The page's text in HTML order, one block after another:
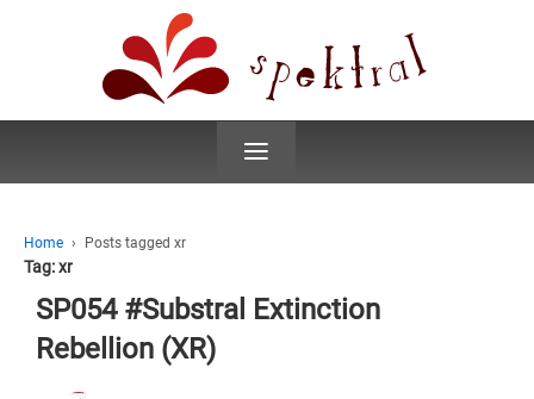
≡
Home › Posts tagged xr
Tag:xr
SP054 #Substral Extinction
Rebellion (XR)